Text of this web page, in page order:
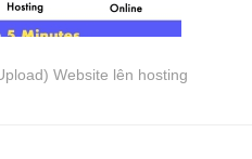
Website lên hosting